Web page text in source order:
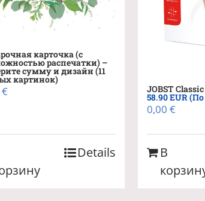
карточка (с
распечатки) –
сумму и дизайн (11
картинок)
€
Details
JOBST
58.90 EUR
0,00€
В